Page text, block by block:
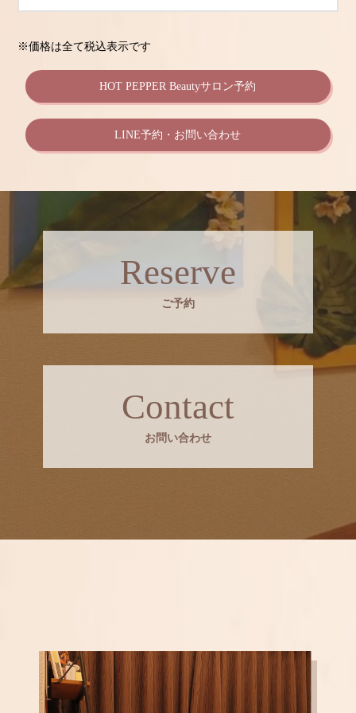
※価格は全て税込表示です
HOT PEPPER Beautyサロン予約
LINE予約・お問い合わせ
Reserve
ご予約
Contact
お問い合わせ